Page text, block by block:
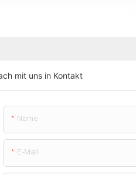
mit uns in Kontakt
Name
E-Mail